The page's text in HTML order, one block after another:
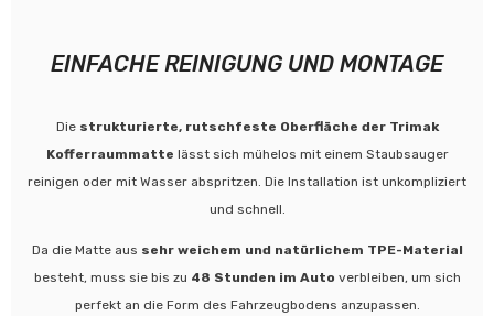
EINFACHE REINIGUNG UND MONTAGE
Die strukturierte, rutschfeste Oberfläche der Trimak
Kofferraummatte lässt sich mühelos mit einem Staubsauger
reinigen oder mit Wasser abspritzen. Die Installation ist unkompliziert
und schnell.
Da die Matte aus sehr weichem und natürlichem TPE-Material
besteht, muss sie bis zu 48 Stunden im Auto verbleiben, um sich
perfekt an die Form des Fahrzeugbodens anzupassen.